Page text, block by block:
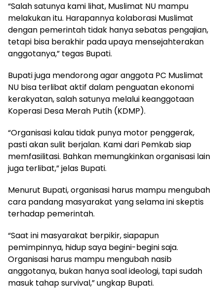
“Salah satunya kami lihat, Muslimat NU mampu
melakukan itu. Harapannya kolaborasi Muslimat
dengan pemerintah tidak hanya sebatas pengajian,
tetapi bisa berakhir pada upaya mensejahterakan
anggotanya,” tegas Bupati.
Bupati juga mendorong agar anggota PC Muslimat
NU bisa terlibat aktif dalam penguatan ekonomi
kerakyatan, salah satunya melalui keanggotaan
Koperasi Desa Merah Putih (KDMP).
“Organisasi kalau tidak punya motor penggerak,
pasti akan sulit berjalan. Kami dari Pemkab siap
memfasilitasi. Bahkan memungkinkan organisasi lain
juga terlibat,” jelas Bupati.
Menurut Bupati, organisasi harus mampu mengubah
cara pandang masyarakat yang selama ini skeptis
terhadap pemerintah.
“Saat ini masyarakat berpikir, siapapun
pemimpinnya, hidup saya begini-begini saja.
Organisasi harus mampu mengubah nasib
anggotanya, bukan hanya soal ideologi, tapi sudah
masuk tahap survival,” ungkap Bupati.